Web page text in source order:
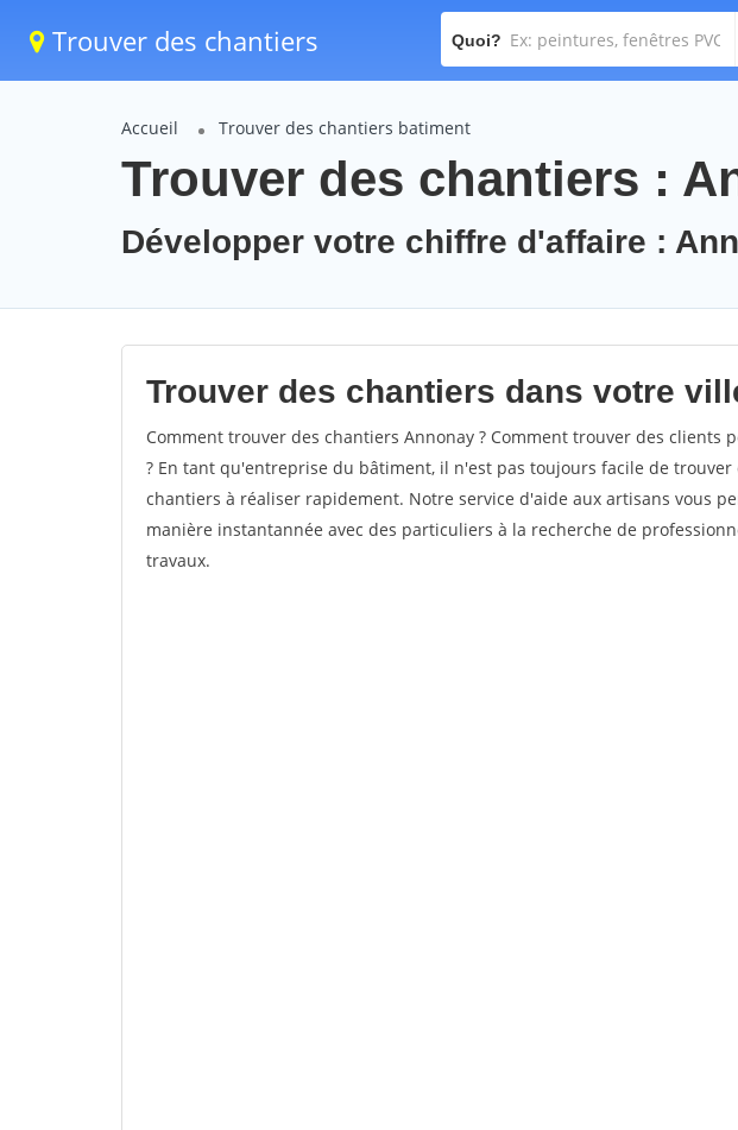
Trouver des chantiers Quoi?
Accueil Trouver des chantiers batiment
Trouver des chantiers :
Développer votre chiffre d'affaire :
Trouver des chantiers dans votre
Comment trouver des chantiers Annonay ? Comment trouver des clients
? En tant qu'entreprise du bâtiment, il n'est pas toujours facile de
chantiers à réaliser rapidement. Notre service d'aide aux artisans vous
manière instantannée avec des particuliers à la recherche de
travaux.